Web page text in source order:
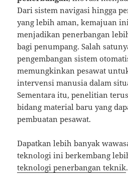
Dari sistem navigasi hingga
yang lebih aman, kemajuan
menjadikan penerbangan
bagi penumpang. Salah
pengembangan sistem
memungkinkan pesawat
intervensi manusia dalam
Sementara itu, penelitian
bidang material baru yang
pembuatan pesawat.
Dapatkan lebih banyak
teknologi ini berkembang
teknologi penerbangan teknik.